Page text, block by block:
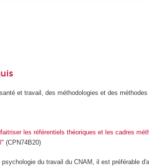
et travail, des méthodologies et des méthodes
les référentiels théoriques et les cadres
" (CPN74B20)
du travail du CNAM, il est préférable